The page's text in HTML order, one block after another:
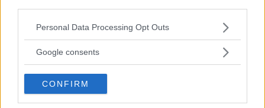
Please note that this website/app uses one or more Google
not limited to your visit or usage behaviour. You may click to
use your data for below specified purposes in below Google
consent section.
Personal Data Processing Opt Outs
Google consents
CONFIRM